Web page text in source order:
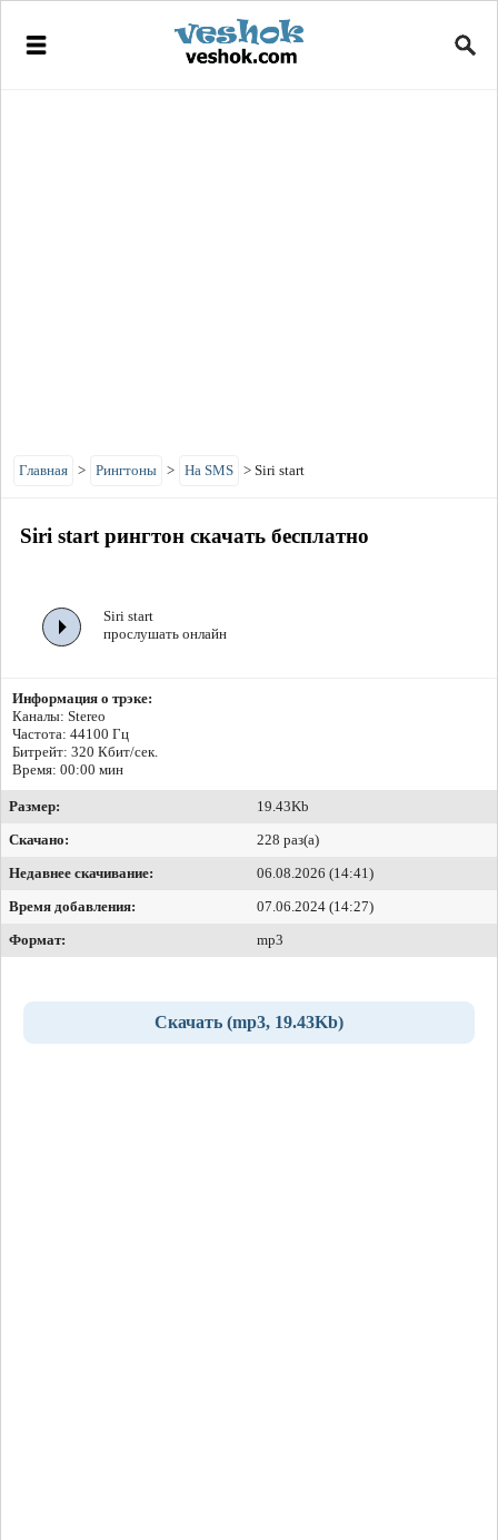
Главная > Рингтоны > На SMS > Siri start
Siri start рингтон скачать бесплатно
Siri start
прослушать онлайн
Информация о трэке:
Каналы: Stereo
Частота: 44100 Гц
Битрейт: 320 Кбит/сек.
Время: 00:00 мин
Размер:
19.43Kb
Скачано:
228 раз(а)
Недавнее скачивание:
06.08.2026 (14:41)
Время добавления:
07.06.2024 (14:27)
Формат:
mp3
Скачать (mp3, 19.43Kb)